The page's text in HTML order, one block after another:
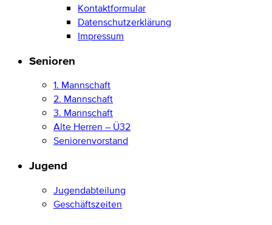
Kontaktformular
Datenschutzerklärung
Impressum
Senioren
1. Mannschaft
2. Mannschaft
3. Mannschaft
Alte Herren – Ü32
Seniorenvorstand
Jugend
Jugendabteilung
Geschäftszeiten